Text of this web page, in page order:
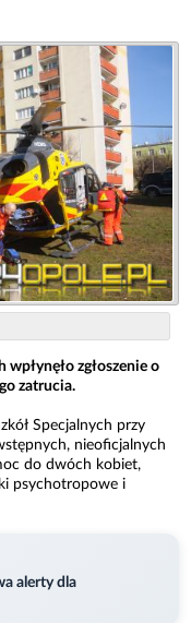
zgłoszenie o
zatrucia.
Specjalnych przy
nieoficjalnych
do dwóch kobiet,
psychotropowe i
alerty dla